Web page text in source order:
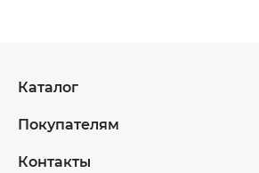
Каталог
Покупателям
Контакты